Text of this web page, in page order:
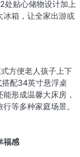
处贴心储物设计加上
冰箱，让全家出游或
方便老人孩子上下
配34英寸悬浮桌
形成温馨大床房，
等多种家庭场景。
福感